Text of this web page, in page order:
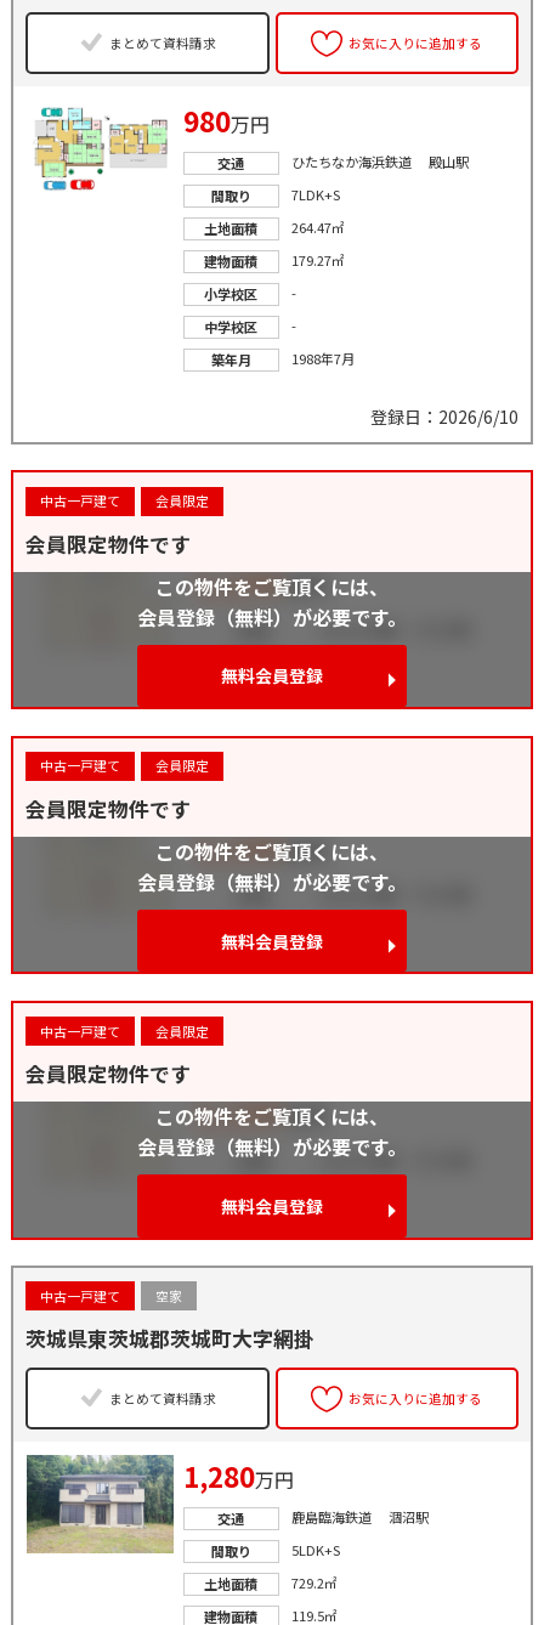
まとめて資料請求 お気に入りに追加する
980万円
交通
ひたちなか海浜鉄道 殿山駅
間取り
7LDK+S
土地面積
264.47㎡
建物面積
179.27㎡
小学校区
-
中学校区
-
築年月
1988年7月
登録日：2026/6/10
中古一戸建て 会員限定
会員限定物件です
この物件をご覧頂くには、
会員登録（無料）が必要です。
無料会員登録
中古一戸建て 会員限定
会員限定物件です
この物件をご覧頂くには、
会員登録（無料）が必要です。
無料会員登録
中古一戸建て 会員限定
会員限定物件です
この物件をご覧頂くには、
会員登録（無料）が必要です。
無料会員登録
中古一戸建て 空家
茨城県東茨城郡茨城町大字網掛
まとめて資料請求 お気に入りに追加する
1,280万円
交通
鹿島臨海鉄道 涸沼駅
間取り
5LDK+S
土地面積
729.2㎡
建物面積
119.5㎡